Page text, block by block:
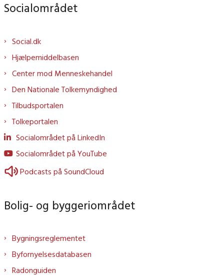
Socialområdet
Social.dk
Hjælpemiddelbasen
Center mod Menneskehandel
Den Nationale Tolkemyndighed
Tilbudsportalen
Tolkeportalen
Socialområdet på LinkedIn
Socialområdet på YouTube
Podcasts på SoundCloud
Bolig- og byggeriområdet
Bygningsreglementet
Byfornyelsesdatabasen
Radonguiden